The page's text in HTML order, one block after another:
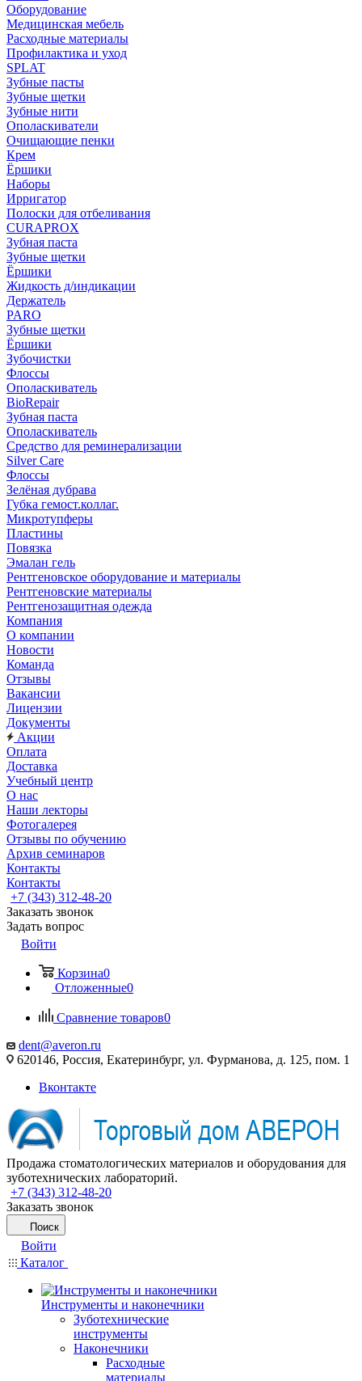
Оборудование
Медицинская мебель
Расходные материалы
Профилактика и уход
SPLAT
Зубные пасты
Зубные щетки
Зубные нити
Ополаскиватели
Очищающие пенки
Крем
Ёршики
Наборы
Ирригатор
Полоски для отбеливания
CURAPROX
Зубная паста
Зубные щетки
Ёршики
Жидкость д/индикации
Держатель
PARO
Зубные щетки
Ёршики
Зубочистки
Флоссы
Ополаскиватель
BioRepair
Зубная паста
Ополаскиватель
Средство для реминерализации
Silver Care
Флоссы
Зелёная дубрава
Губка гемост.коллаг.
Микротупферы
Пластины
Повязка
Эмалан гель
Рентгеновское оборудование и материалы
Рентгеновские материалы
Рентгенозащитная одежда
Компания
О компании
Новости
Команда
Отзывы
Вакансии
Лицензии
Документы
Акции
Оплата
Доставка
Учебный центр
О нас
Наши лекторы
Фотогалерея
Отзывы по обучению
Архив семинаров
Контакты
Контакты
+7 (343) 312-48-20
Заказать звонок
Задать вопрос
Войти
Корзина0
Отложенные0
Сравнение товаров0
dent@averon.ru
620146, Россия, Екатеринбург, ул. Фурманова, д. 125, пом. 1
Вконтакте
Продажа стоматологических материалов и оборудования для
зуботехнических лабораторий.
+7 (343) 312-48-20
Заказать звонок
Поиск
Войти
Каталог
Инструменты и наконечники
Зуботехнические
инструменты
Наконечники
Расходные
материалы